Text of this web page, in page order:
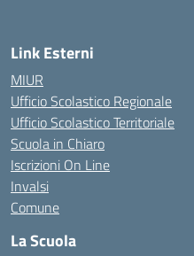
Link Esterni
MIUR
Ufficio Scolastico Regionale
Ufficio Scolastico Territoriale
Scuola in Chiaro
Iscrizioni On Line
Invalsi
Comune
La Scuola